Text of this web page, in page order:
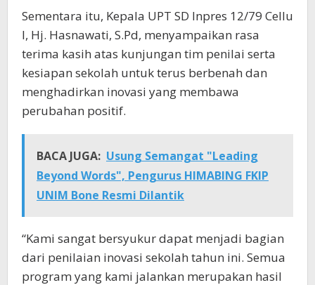
Sementara itu, Kepala UPT SD Inpres 12/79 Cellu
I, Hj. Hasnawati, S.Pd, menyampaikan rasa
terima kasih atas kunjungan tim penilai serta
kesiapan sekolah untuk terus berbenah dan
menghadirkan inovasi yang membawa
perubahan positif.
BACA JUGA: Usung Semangat "Leading
Beyond Words", Pengurus HIMABING FKIP
UNIM Bone Resmi Dilantik
“Kami sangat bersyukur dapat menjadi bagian
dari penilaian inovasi sekolah tahun ini. Semua
program yang kami jalankan merupakan hasil